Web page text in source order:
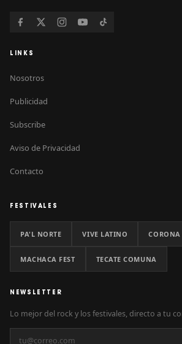
LINKS
Nosotros
Publicidad
Subscribe
Aviso de Privacidad
Contacto
FESTIVALES
PA'L NORTE VIVE LATINO
MACHACA FEST TECATE COMUNA
NEWSLETTER
Lo mejor del rock y los festivales, directo a tu